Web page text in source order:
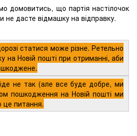
домовитись, що партія настілочок
не дасте відмашку на відправку.
статися може різне. Ретельно
на Новій пошті при отриманні, аби
не так (але все буде добре, ми
пошкодження на Новій пошті ми
це питання.